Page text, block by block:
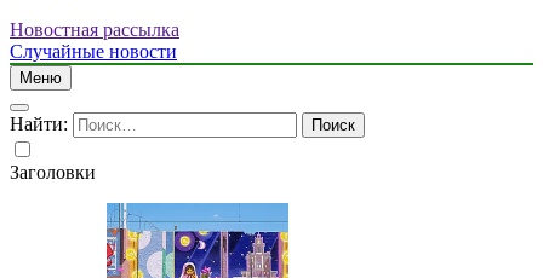
Новостная рассылка
Случайные новости
Меню
Найти:
Заголовки